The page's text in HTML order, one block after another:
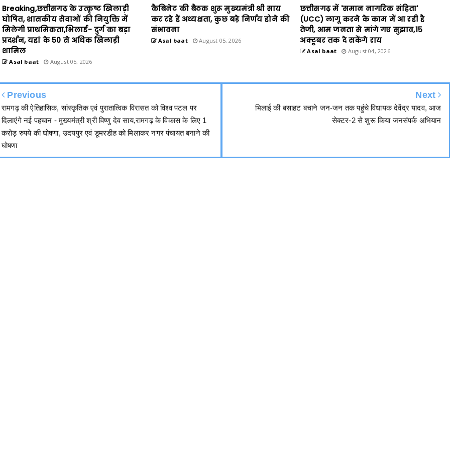
Breaking,छत्तीसगढ़ के उत्कृष्ट खिलाड़ी
घोषित, शासकीय सेवाओं की नियुक्ति में
मिलेगी प्राथमिकता,भिलाई- दुर्ग का बड़ा
प्रदर्शन, यहां के 50 से अधिक खिलाड़ी
शामिल
Asal baat August 05, 2026
कैबिनेट की बैठक शुरू मुख्यमंत्री श्री साय
कर रहे हैं अध्यक्षता, कुछ बड़े निर्णय होने की
संभावना
Asal baat August 05, 2026
छत्तीसगढ़ में 'समान नागरिक संहिता'
(UCC) लागू करने के काम में आ रही है
तेजी, आम जनता से मांगे गए सुझाव,15
अक्टूबर तक दे सकेंगे राय
Asal baat August 04, 2026
Previous
रामगढ़ की ऐतिहासिक, सांस्कृतिक एवं पुरातात्विक विरासत को विश्व पटल पर
दिलाएंगे नई पहचान - मुख्यमंत्री श्री विष्णु देव साय,रामगढ़ के विकास के लिए 1
करोड़ रुपये की घोषणा, उदयपुर एवं डूमरडीह को मिलाकर नगर पंचायत बनाने की
घोषणा
Next
भिलाई की बसाहट बचाने जन-जन तक पहुंचे विधायक देवेंद्र यादव, आज
सेक्टर-2 से शुरू किया जनसंपर्क अभियान